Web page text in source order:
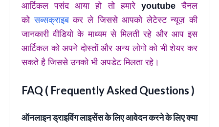
आर्टिकल पसंद आया हो तो हमारे
youtubeचैनल
कोसब्सक्राइब कर ले जिससे आपको लेटेस्ट न्यूज़ की
जानकारी वीडियो के माध्यम से मिलती रहे और आप इस
आर्टिकल को अपने दोस्तों और अन्य लोगो को भी शेयर कर
सकते है जिससे उनको भी अपडेट मिलता रहे।
FAQ ( Frequently Asked Questions )
ऑनलाइन ड्राइविंग लाइसेंस के लिए आवेदन करने के लिए क्या